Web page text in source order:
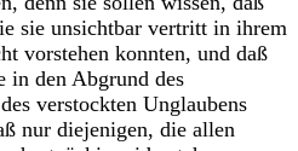
sie unsichtbar vertritt in ihrem
vorstehen konnten, und daß
in den Abgrund des
verstockten Unglaubens
nur diejenigen, die allen